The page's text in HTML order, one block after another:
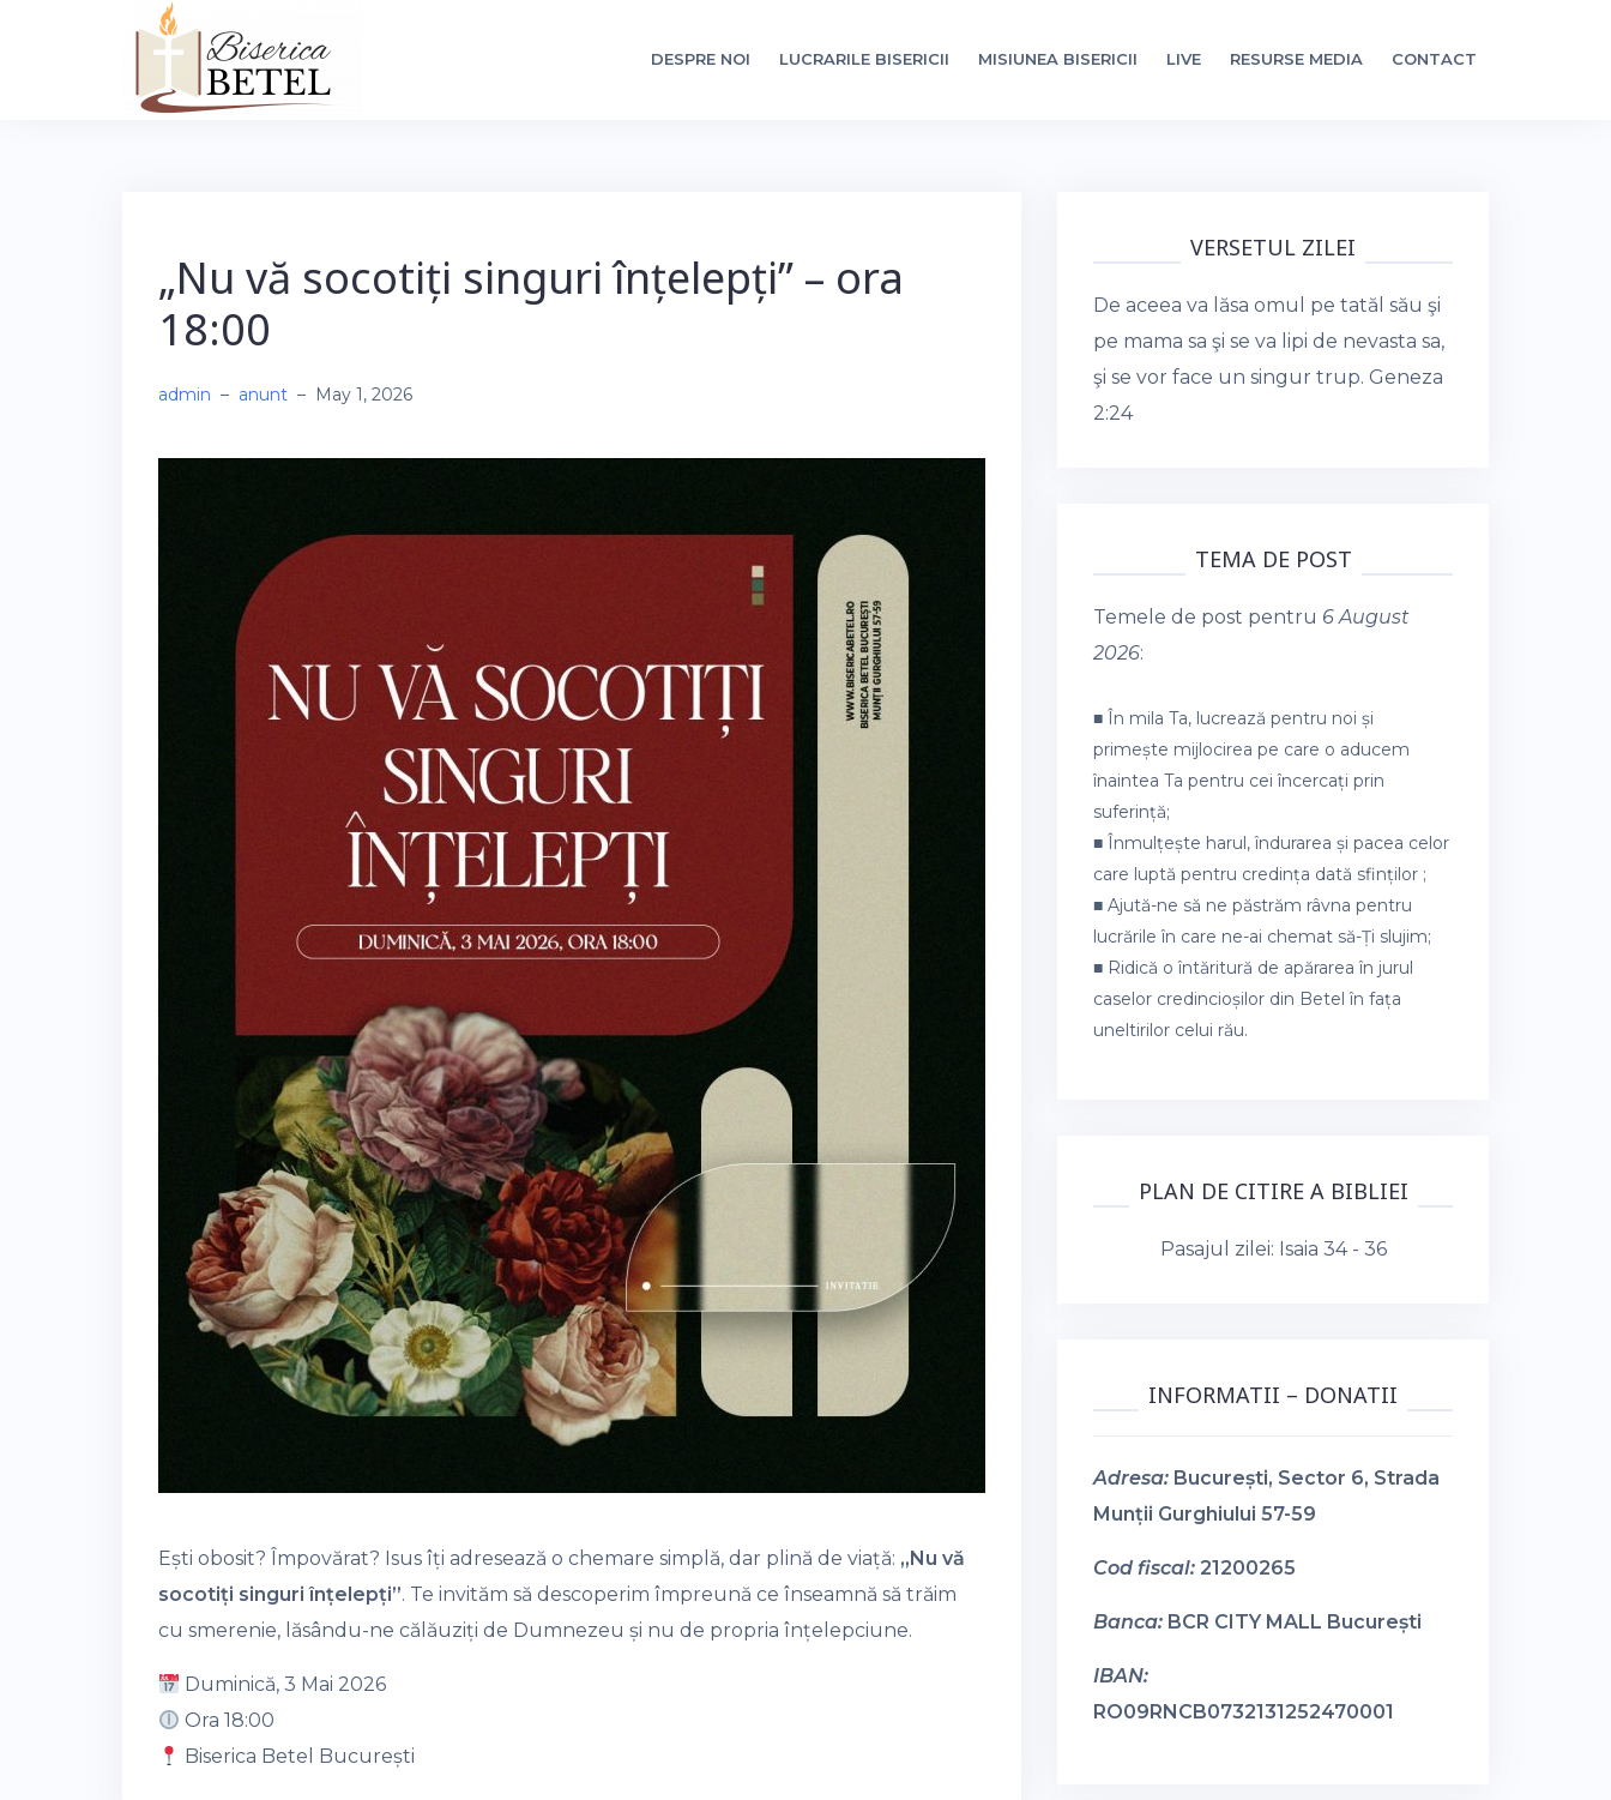
DESPRE NOI LUCRARILE BISERICII MISIUNEA BISERICII LIVE RESURSE MEDIA CONTACT
„Nu vă socotiți singuri înțelepți” – ora
18:00
admin – anunt – May 1, 2026
Ești obosit? Împovărat? Isus îți adresează o chemare simplă, dar plină de viață: „Nu vă
socotiți singuri înțelepți”. Te invităm să descoperim împreună ce înseamnă să trăim
cu smerenie, lăsându-ne călăuziți de Dumnezeu și nu de propria înțelepciune.
Duminică, 3 Mai 2026
Ora 18:00
Biserica Betel București
VERSETUL ZILEI
De aceea va lăsa omul pe tatăl său şi
pe mama sa şi se va lipi de nevasta sa,
şi se vor face un singur trup. Geneza
2:24
TEMA DE POST
Temele de post pentru 6 August
2026:
■ În mila Ta, lucrează pentru noi și
primește mijlocirea pe care o aducem
înaintea Ta pentru cei încercați prin
suferință;
■ Înmulțește harul, îndurarea și pacea celor
care luptă pentru credința dată sfinților ;
■ Ajută-ne să ne păstrăm râvna pentru
lucrările în care ne-ai chemat să-Ți slujim;
■ Ridică o întăritură de apărarea în jurul
caselor credincioșilor din Betel în fața
uneltirilor celui rău.
PLAN DE CITIRE A BIBLIEI
Pasajul zilei: Isaia 34 - 36
INFORMATII – DONATII
Adresa: București, Sector 6, Strada
Munții Gurghiului 57-59
Cod fiscal: 21200265
Banca: BCR CITY MALL București
IBAN:
RO09RNCB0732131252470001